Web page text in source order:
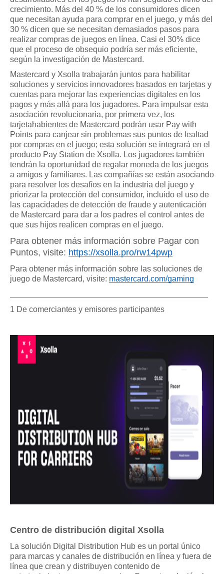
crecimiento. Más del 40 % de los consumidores dicen
que necesitan ayuda para comprar en el juego, y más del
30 % dicen que se necesitan demasiados pasos para
realizar compras de juegos en línea. Casi el 30% dice
que el proceso de obsequio podría ser más eficiente,
según la investigación de Mastercard.
Mastercard y Xsolla trabajarán juntos para habilitar
soluciones y servicios innovadores basados ​​en tarjetas y
cuentas para mejorar las experiencias digitales en los
pagos y más allá para los jugadores. Para impulsar esta
asociación revolucionaria, por primera vez, los
tarjetahabientes de Mastercard podrán usar Pay with
Points para canjear sin problemas sus puntos de lealtad
por compras en el juego; esta solución se integrará en el
producto Pay Station de Xsolla. Los jugadores también
tendrán la oportunidad de regalar moneda de los juegos
a amigos y familiares. Las compañías se están asociando
para resolver los desafíos en la industria del juego y
priorizar la protección del consumidor, incluido el uso de
las capacidades de detección de fraude y autenticación
de Mastercard para dar a los padres el control antes de
que sus hijos realicen compras en el juego.
Para obtener más información sobre Pagar con
Puntos, visite: https://xsolla.pro/rw14pwp
Para obtener más información sobre las soluciones de
juego de Mastercard, visite: mastercard.com/gaming
1 De comerciantes y emisores participantes
Centro de distribución digital Xsolla
La solución Digital Distribution Hub es un portal único
para marcas y canales de distribución en línea y fuera de
línea que crean y distribuyen contenido de